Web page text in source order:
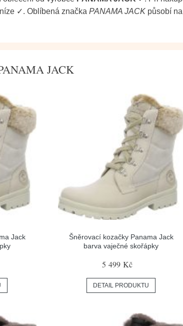
✓. Oblíbená značka PANAMA JACK působí
JACK
Jack
Šněrovací kozačky Panama Jack
barva vaječné skořápky
5 499 Kč
DETAIL PRODUKTU